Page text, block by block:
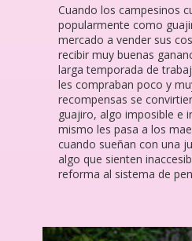
Cuando los campesinos
popularmente como
mercado a vender sus
recibir muy buenas
larga temporada de
les compraban poco y
recompensas se
guajiro, algo imposible e
mismo les pasa a los
cuando sueñan con una
algo que sienten
reforma al sistema de